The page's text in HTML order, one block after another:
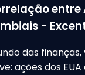
entre
-
das
ações dos